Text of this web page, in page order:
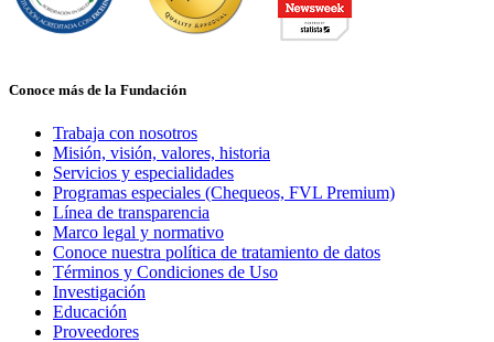
Conoce más de la Fundación
Trabaja con nosotros
Misión, visión, valores, historia
Servicios y especialidades
Programas especiales (Chequeos, FVL Premium)
Línea de transparencia
Marco legal y normativo
Conoce nuestra política de tratamiento de datos
Términos y Condiciones de Uso
Investigación
Educación
Proveedores